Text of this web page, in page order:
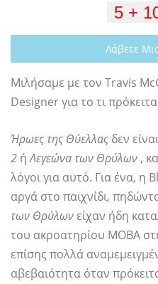
Λάβετε
Μιλήσαμε με τον Travis
Designer για το τι
Ήρωες της Θύελλας δεν
2 ήΛεγεώνα των Θρύλων ,
λόγοι για αυτό. Για ένα, η
αργά στο παιχνίδι,
των Θρύλωνείχαν ήδη
του ακροατηρίου MOBA
επίσης πολλά
αβεβαιότητα όταν